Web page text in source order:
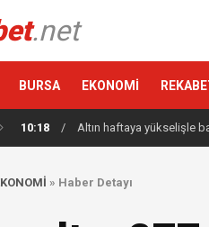
.net
BURSA EKONOMİ
10:18 / Altın haftaya yükselişle
» Haber Detayı